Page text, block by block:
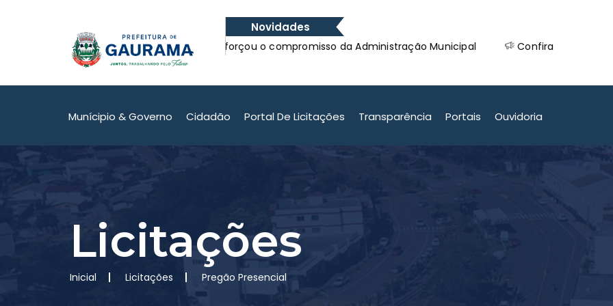
Novidades
Formação Pedagógica reforçou o compromisso da Administração Municipal
com a Educação.
Confira os Ganhadores da
Munícipio & Governo Cidadão Portal De Licitações Transparência Portais Ouvidoria
Licitações
Inicial Licitações Pregão Presencial